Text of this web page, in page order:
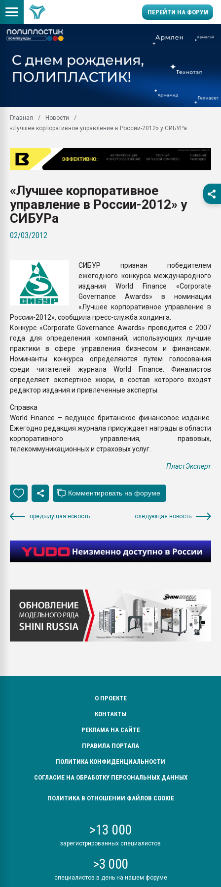
ПЕРЕЙТИ НА ФОРУМ
заводу пластмасс"
Подмосковье, Москва
28.07.2026
пластмасс
28.07.2026
ситуацией на
ПЕРЕЙТИ НА
Главная
Новости
«Лучшее корпоративное управление в России-2012» у СИБУРа
«Лучшее корпоративное
управление в России-2012» у
СИБУРа
02/03/2012
СИБУР признан победителем
ежегодного конкурса международного
издания World Finance «Corporate
Governance Awards» в номинации
«Лучшее корпоративное управление в
России-2012», сообщила пресс-служба холдинга.
Конкурс «Corporate Governance Awards» проводится с 2007
года для определения компаний, использующих лучшие
практики в сфере управления бизнесом и финансами.
Номинанты конкурса определяются путем голосования
среди читателей журнала World Finance. Финалистов
определяет экспертное жюри, в состав которого входят
редактор издания и привлеченные эксперты.
Справка
World Finance – ведущее британское финансовое издание.
Ежегодно редакция журнала присуждает награды в области
корпоративного управления, правовых,
телекоммуникационных и страховых услуг.
ПластЭксперт
предыдущая новость следующая новость
О ПРОЕКТЕ
КОНТАКТЫ
РЕКЛАМА НА САЙТЕ
ПРАВИЛА ПОРТАЛА
ПОЛИТИКА КОНФИДЕНЦИАЛЬНОСТИ
СОГЛАСИЕ НА ОБРАБОТКУ ПЕРСОНАЛЬНЫХ ДАННЫХ
ПОЛИТИКА В ОТНОШЕНИИ ФАЙЛОВ COOKIE
>13 000
зарегистрированных специалистов
>3 000
специалистов в день на нашем форуме